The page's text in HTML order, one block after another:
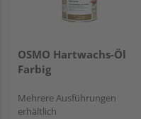
OSMO Hartwachs-Öl
Farbig
Mehrere Ausführungen
erhältlich